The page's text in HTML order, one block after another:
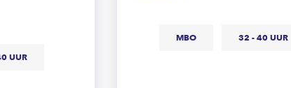
UUR
MBO 32 - 40 UUR